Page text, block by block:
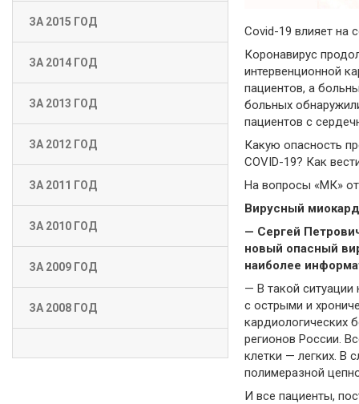
ЗА 2015 ГОД
ЗА 2014 ГОД
ЗА 2013 ГОД
ЗА 2012 ГОД
ЗА 2011 ГОД
ЗА 2010 ГОД
ЗА 2009 ГОД
ЗА 2008 ГОД
Covid-19 влияет на
Коронавирус
интервенционной
пациентов, а
больных
пациентов с
Какую опасность
СOVID-19? Как
На вопросы «МК»
Вирусный
— Сергей
новый опасный
наиболее
— В такой
с острыми и
кардиологических
регионов России.
клетки — легких. В
полимеразной
И все пациенты,